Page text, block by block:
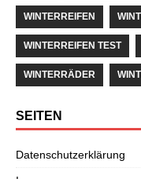
WINTERREIFEN
WINTERREIFEN TEST
WINTERRÄDER
SEITEN
Datenschutzerklärung